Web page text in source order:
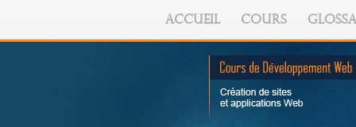
ACCUEIL COURS